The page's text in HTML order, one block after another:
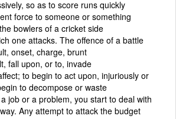
so as to score runs quickly
force to someone or something
bowlers of a cricket side
one attacks. The offence of a battle
onset, charge, brunt
fall upon, or to, invade
to begin to act upon, injuriously or
to decompose or waste
job or a problem, you start to deal with
Any attempt to attack the budget